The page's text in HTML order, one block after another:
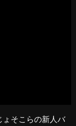
そこらの新人バ